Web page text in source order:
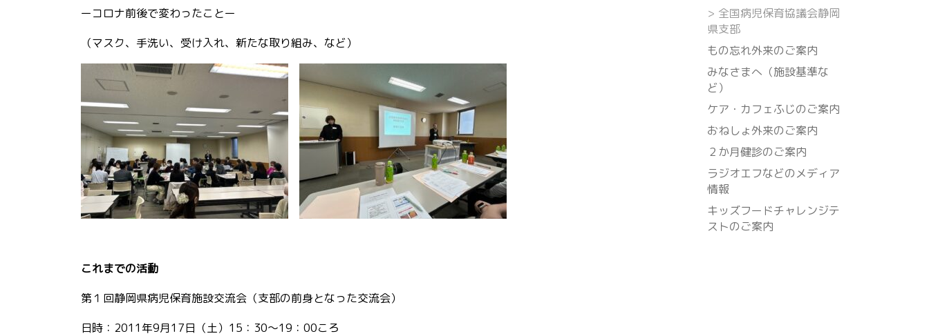
ーコロナ前後で変わったことー
（マスク、手洗い、受け入れ、新たな取り組み、など）
これまでの活動
第１回静岡県病児保育施設交流会（支部の前身となった交流会）
日時：2011年9月17日（土）15：30～19：00ころ
> 全国病児保育協議会静岡
県支部
もの忘れ外来のご案内
みなさまへ（施設基準な
ど）
ケア・カフェふじのご案内
おねしょ外来のご案内
２か月健診のご案内
ラジオエフなどのメディア
情報
キッズフードチャレンジテ
ストのご案内